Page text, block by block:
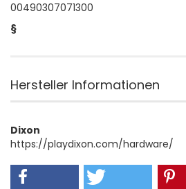
00490307071300
§
Hersteller Informationen
Dixon
https://playdixon.com/hardware/